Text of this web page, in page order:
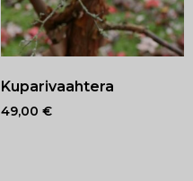
Kuparivaahtera
49,00 €